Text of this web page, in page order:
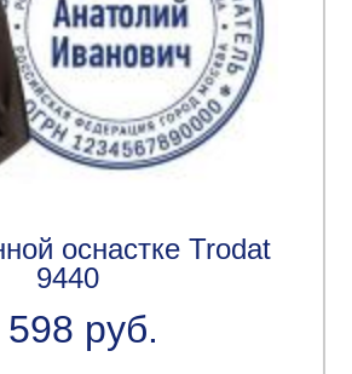
оснастке Trodat
9440
598 руб.